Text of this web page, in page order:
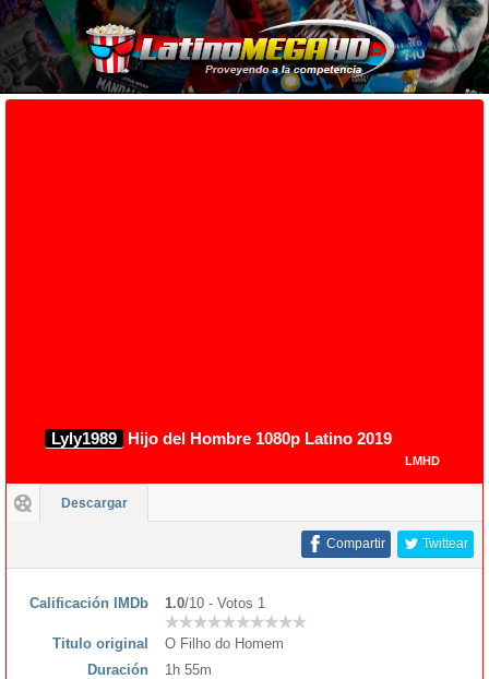
Lyly1989 Hijo del Hombre 1080p Latino 2019
LMHD
Descargar
Twittear
Compartir
Calificación IMDb 1.0/10 - Votos 1
Titulo original
O Filho do Homem
Duración
1h 55m